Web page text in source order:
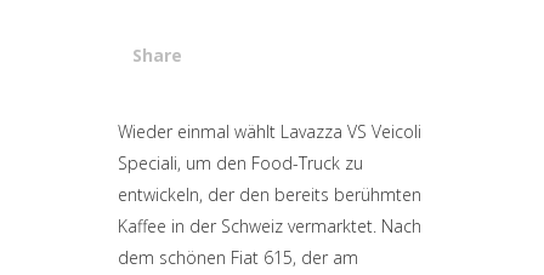
Share
Attiva comando
Wieder einmal wählt Lavazza VS Veicoli
Speciali, um den Food-Truck zu
entwickeln, der den bereits berühmten
Kaffee in der Schweiz vermarktet. Nach
dem schönen Fiat 615, der am